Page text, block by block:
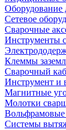
Оборудование
Сетевое
Сварочные
Инструменты
Клеммы
Сварочный
Инструмент и
Магнитные
Молотки
Вольфрамовые
Системы